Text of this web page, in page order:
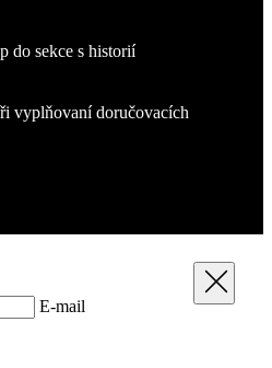
do sekce s historií
vyplňovaní doručovacích
Zavřít
E-mail
cookies